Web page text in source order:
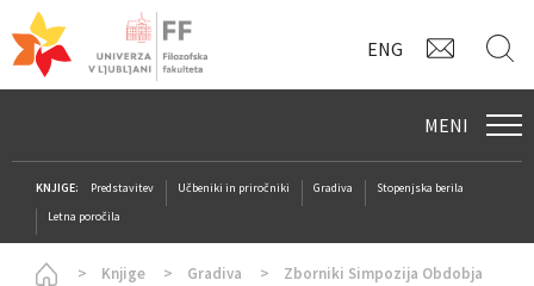
ENG
MENI
KNJIGE: Predstavitev Učbeniki in priročniki Gradiva
Stopenjska berila
Letna poročila
Homepage
Knjige Gradiva Zborniki Simpozija Obdobja